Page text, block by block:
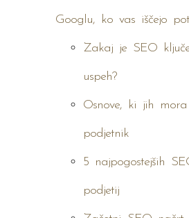
Googlu, ko vas iščejo
Zakaj je SEO
uspeh?
Osnove, ki jih
podjetnik
5 najpogostejših
podjetij